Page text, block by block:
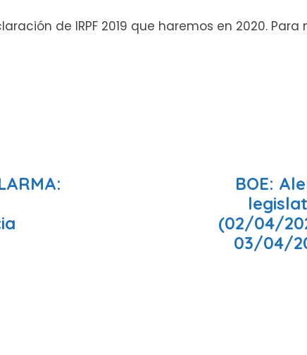
de IRPF 2019 que haremos en 2020.
BOE:
(02/04/
03/04/